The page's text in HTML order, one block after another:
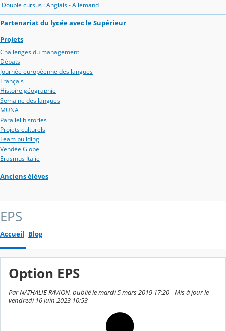
Double cursus : Anglais - Allemand
Partenariat du lycée avec le Supérieur
Projets
Challenges du management
Débats
Journée européenne des langues
Français
Histoire géographie
Semaine des langues
MUNA
Parallel histories
Projets culturels
Team building
Vendée Globe
Erasmus Italie
Anciens élèves
EPS
Accueil Blog
Option EPS
Par NATHALIE RAVION, publié le mardi 5 mars 2019 17:20 - Mis à jour le
vendredi 16 juin 2023 10:53